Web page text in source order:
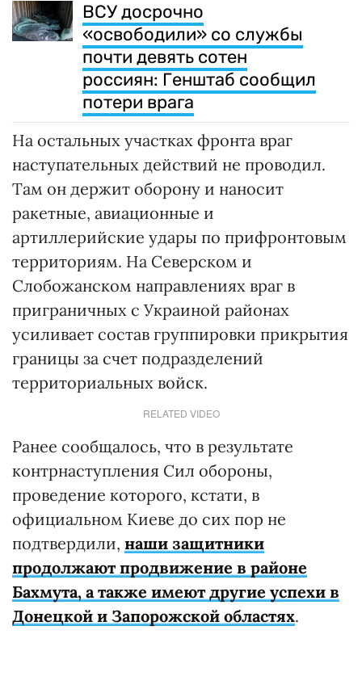
ВСУ досрочно
«освободили» со службы
почти девять сотен
россиян: Генштаб сообщил
потери врага
На остальных участках фронта враг
наступательных действий не проводил.
Там он держит оборону и наносит
ракетные, авиационные и
артиллерийские удары по прифронтовым
территориям. На Северском и
Слобожанском направлениях враг в
приграничных с Украиной районах
усиливает состав группировки прикрытия
границы за счет подразделений
территориальных войск.
RELATED VIDEO
Ранее сообщалось, что в результате
контрнаступления Сил обороны,
проведение которого, кстати, в
официальном Киеве до сих пор не
подтвердили, наши защитники
продолжают продвижение в районе
Бахмута, а также имеют другие успехи в
Донецкой и Запорожской областях.